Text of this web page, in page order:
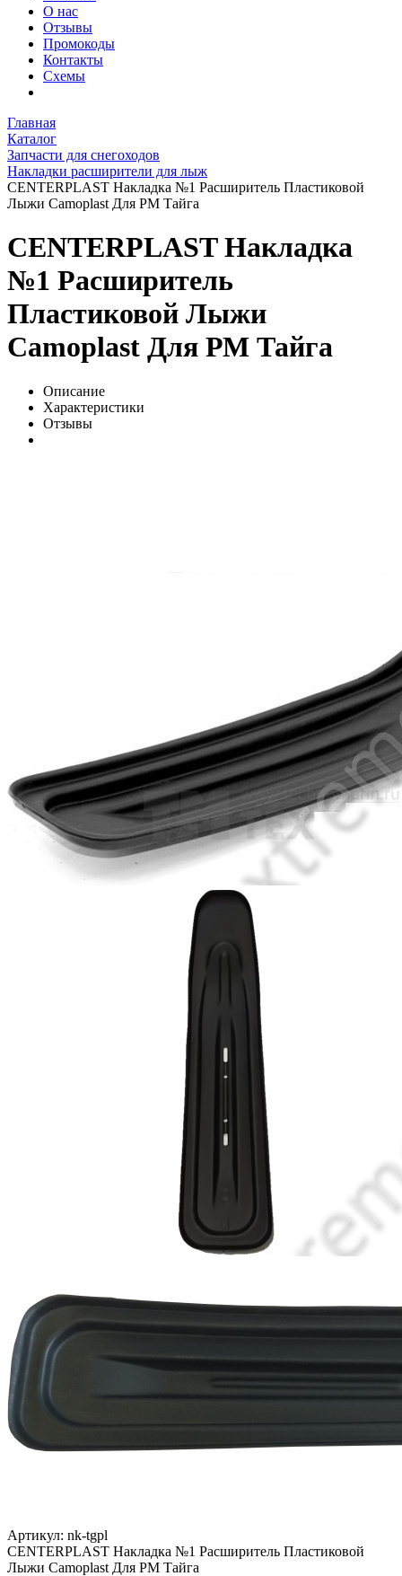
О нас
Отзывы
Промокоды
Контакты
Схемы
Главная
Каталог
Запчасти для снегоходов
Накладки расширители для лыж
CENTERPLAST Накладка №1 Расширитель Пластиковой
Лыжи Camoplast Для РМ Тайга
CENTERPLAST Накладка
№1 Расширитель
Пластиковой Лыжи
Camoplast Для РМ Тайга
Описание
Характеристики
Отзывы
Артикул: nk-tgpl
CENTERPLAST Накладка №1 Расширитель Пластиковой
Лыжи Camoplast Для РМ Тайга